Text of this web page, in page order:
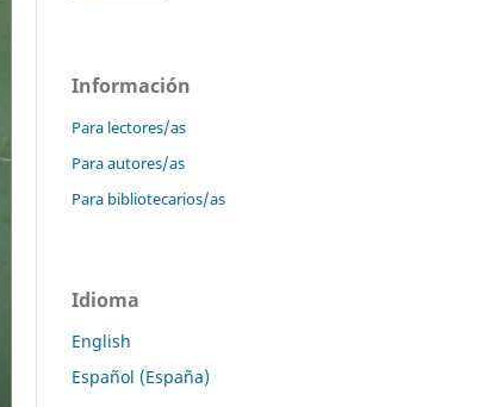
Información
Para lectores/as
Para autores/as
Para bibliotecarios/as
Idioma
English
Español (España)